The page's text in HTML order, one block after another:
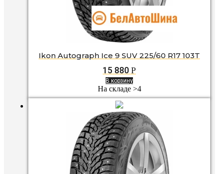
Ikon Autograph Ice 9 SUV 225/60 R17 103T
15 880 Р
В корзину
На складе >4